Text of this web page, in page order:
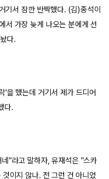
기서 잠깐 반짝했다. (김)종석이
서 가장 늦게 나오는 분에게 선
다.
'을 했는데 거기서 제가 드디어
다.
"라고 말하자, 유재석은 "스카
이지 않나. 전 그런 건 아니었